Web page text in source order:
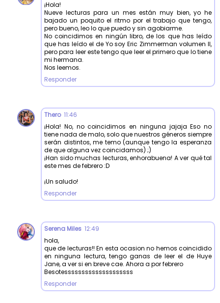
¡Hola!
Nueve lecturas para un mes están muy bien, yo he
bajado un poquito el ritmo por el trabajo que tengo,
pero bueno, leo lo que puedo y sin agobiarme.
No coincidimos en ningún libro, de los que has leído
que has leído el de Yo soy Eric Zimmerman volumen II,
pero para leer este tengo que leer el primero que lo tiene
mi hermana.
Nos leemos.
Responder
Thero 11:46
¡Hola! No, no coincidimos en ninguna jajaja Eso no
tiene nada de malo, solo que nuestros géneros siempre
serán distintos, me temo (aunque tengo la esperanza
de que alguna vez coincidamos) ;)
¡Han sido muchas lecturas, enhorabuena! A ver qué tal
este mes de febrero :D
¡Un saludo!
Responder
Serena Miles 12:49
hola,
que de lecturas!! En esta ocasion no hemos coincidido
en ninguna lectura, tengo ganas de leer el de Huye
Jane, a ver si en breve cae. Ahora a por febrero
Besotessssssssssssssssssss
Responder